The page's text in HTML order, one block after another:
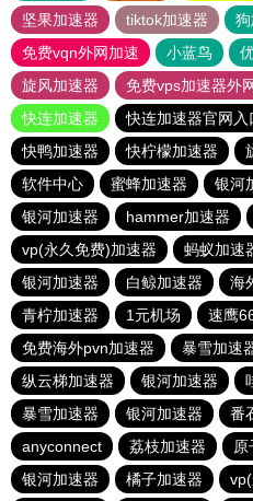
坚果加速器
tiktok加速器
免费vqn外网加速
小蓝鸟
旋风加速器
免费vps加速器外
快连加速器
快连加速器官网入
快鸭加速器
快柠檬加速器
软件中心
蜜蜂加速器 银河
银河加速器
hammer加速器
vp(永久免费)加速器
蚂蚁加速
银河加速器
白鲸加速器 海
青柠加速器
1元机场 速鹰
免费海外pvn加速器
暴雪加速
纵云梯加速器
银河加速器
暴雪加速器
银河加速器 番
anyconnect
荔枝加速器 原
银河加速器
橘子加速器